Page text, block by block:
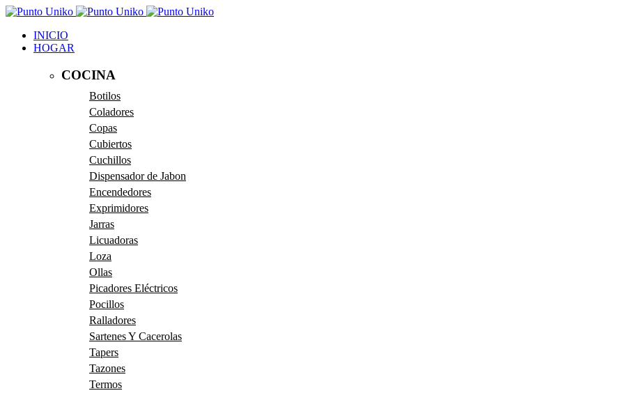
INICIO
HOGAR
COCINA
Botilos
Coladores
Copas
Cubiertos
Cuchillos
Dispensador de Jabon
Encendedores
Exprimidores
Jarras
Licuadoras
Loza
Ollas
Picadores Eléctricos
Pocillos
Ralladores
Sartenes Y Cacerolas
Tapers
Tazones
Termos